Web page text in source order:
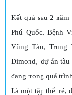
Kết quả sau 2
Phú Quốc, Bệnh
Vũng Tàu, Trung
Dimond, dự án
đang trong quá
Là một tập thể trẻ,